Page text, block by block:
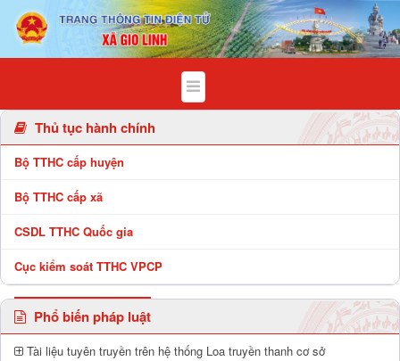
Chi tiết bài viết - Xã Gio Linh
Thủ tục hành chính
Bộ TTHC cấp huyện
Bộ TTHC cấp xã
CSDL TTHC Quốc gia
Cục kiểm soát TTHC VPCP
Phổ biến pháp luật
Tài liệu tuyên truyền trên hệ thống Loa truyền thanh cơ sở